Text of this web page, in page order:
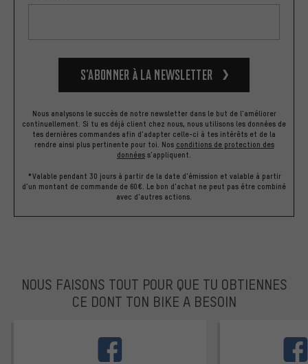
S’abonner à la newsletter
Nous analysons le succès de notre newsletter dans le but de l'améliorer
continuellement. Si tu es déjà client chez nous, nous utilisons les données de
tes dernières commandes afin d'adapter celle-ci à tes intérêts et de la
rendre ainsi plus pertinente pour toi. Nos conditions de protection des
données s'appliquent.
*Valable pendant 30 jours à partir de la date d'émission et valable à partir
d'un montant de commande de 60€. Le bon d'achat ne peut pas être combiné
avec d'autres actions.
NOUS FAISONS TOUT POUR QUE TU OBTIENNES
CE DONT TON BIKE A BESOIN